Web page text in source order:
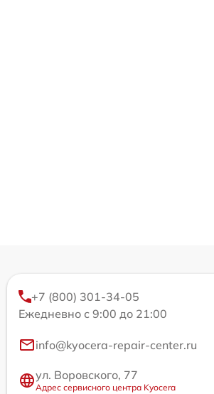
+7 (800) 301-34-05
Ежедневно с 9:00 до 21:00
info@kyocera-repair-center.ru
ул. Воровского, 77
Адрес сервисного центра Kyocera